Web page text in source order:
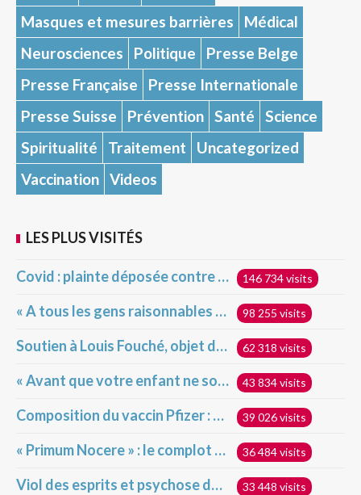
Masques et mesures barrières
Médical
Neurosciences
Politique
Presse Belge
Presse Française
Presse Internationale
Presse Suisse
Prévention Santé
Science
Spiritualité
Traitement
Uncategorized
Vaccination Videos
LES PLUS VISITÉS
Covid : plainte déposée contre la France devant la Cour pénale internationale pour crime contre l’humanité 146 734 visits
« A tous les gens raisonnables et très intelligents qui s’indignent devant ceux qui ne veulent pas se faire vacciner » 98 255 visits
Soutien à Louis Fouché, objet d’attaques hideuses 62 318 visits
« Avant que votre enfant ne soit injecté », déclaration du Dr Robert Malone sur les vaccins géniques Covid pour enfants 43 834 visits
Composition du vaccin Pfizer : des résultats alarmants ?! 39 026 visits
« Primum Nocere » : le complot dévoilé ! 36 484 visits
Viol des esprits et psychose de masse 33 448 visits